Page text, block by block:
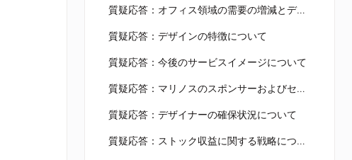
質疑応答：オフィス領域の需要の増減とデザインについて
質疑応答：デザインの特徴について
質疑応答：今後のサービスイメージについて
質疑応答：マリノスのスポンサーおよびセルビア拠点の理由について
質疑応答：デザイナーの確保状況について
質疑応答：ストック収益に関する戦略について